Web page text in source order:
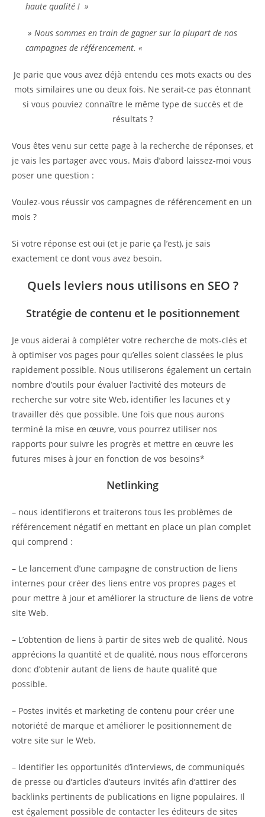
haute qualité ! »
» Nous sommes en train de gagner sur la plupart de nos
campagnes de référencement. «
Je parie que vous avez déjà entendu ces mots exacts ou des
mots similaires une ou deux fois. Ne serait-ce pas étonnant
si vous pouviez connaître le même type de succès et de
résultats ?
Vous êtes venu sur cette page à la recherche de réponses, et
je vais les partager avec vous. Mais d’abord laissez-moi vous
poser une question :
Voulez-vous réussir vos campagnes de référencement en un
mois ?
Si votre réponse est oui (et je parie ça l’est), je sais
exactement ce dont vous avez besoin.
Quels leviers nous utilisons en SEO ?
Stratégie de contenu et le positionnement
Je vous aiderai à compléter votre recherche de mots-clés et
à optimiser vos pages pour qu’elles soient classées le plus
rapidement possible. Nous utiliserons également un certain
nombre d’outils pour évaluer l’activité des moteurs de
recherche sur votre site Web, identifier les lacunes et y
travailler dès que possible. Une fois que nous aurons
terminé la mise en œuvre, vous pourrez utiliser nos
rapports pour suivre les progrès et mettre en œuvre les
futures mises à jour en fonction de vos besoins*
Netlinking
– nous identifierons et traiterons tous les problèmes de
référencement négatif en mettant en place un plan complet
qui comprend :
– Le lancement d’une campagne de construction de liens
internes pour créer des liens entre vos propres pages et
pour mettre à jour et améliorer la structure de liens de votre
site Web.
– L’obtention de liens à partir de sites web de qualité. Nous
apprécions la quantité et de qualité, nous nous efforcerons
donc d’obtenir autant de liens de haute qualité que
possible.
– Postes invités et marketing de contenu pour créer une
notoriété de marque et améliorer le positionnement de
votre site sur le Web.
– Identifier les opportunités d’interviews, de communiqués
de presse ou d’articles d’auteurs invités afin d’attirer des
backlinks pertinents de publications en ligne populaires. Il
est également possible de contacter les éditeurs de sites